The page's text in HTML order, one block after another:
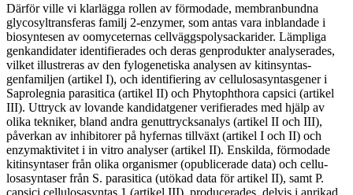
Därför ville vi klarlägga rollen av förmodade, membranbundna
glyco­syltransferas familj 2-enzymer, som antas vara inblandade i
biosyntesen av oomyceternas cellväggspolysackarider. Lämpliga
genkandidater identi­fierades och deras genprodukter analyserades,
vilket illustreras av den fylogenetiska analysen av kitinsyntas-
genfamiljen (artikel I), och identi­fiering av cellulosasyntasgener i
Saprolegnia parasitica (artikel II) och Phytophthora capsici (artikel
III). Uttryck av lovande kandidatgener verifierades med hjälp av
olika tekniker, bland andra genuttrycksanalys (artikel II och III),
påverkan av inhibitorer på hyfernas tillväxt (artikel I och II) och
enzymaktivitet i in vitro analyser (artikel II). Enskilda, för­modade
kitinsyntaser från olika organismer (opublicerade data) och cellu­
losasyntaser från S. parasitica (utökad data för artikel II), samt P.
capsici cellulosasyntas 1 (artikel III), producerades, delvis i anrikad